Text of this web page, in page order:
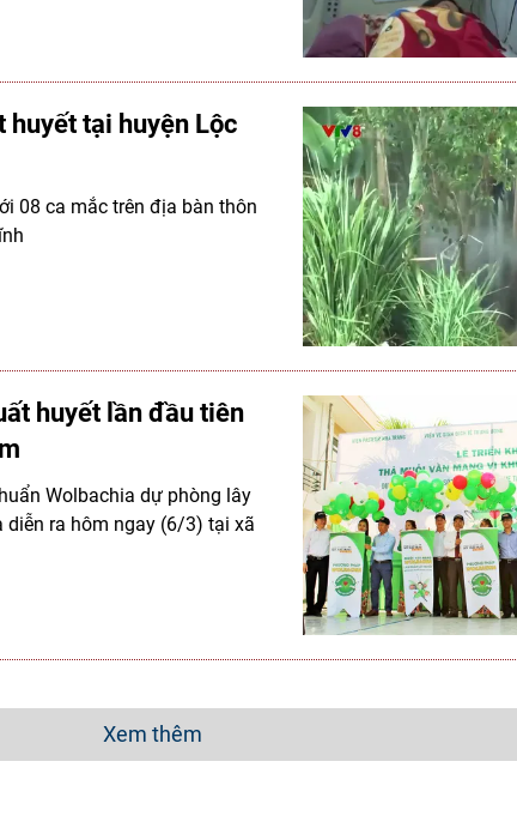
huyết tại huyện Lộc
08 ca mắc trên địa bàn thôn
huyết lần đầu tiên
Wolbachia dự phòng lây
diễn ra hôm ngay (6/3) tại xã
Xem thêm